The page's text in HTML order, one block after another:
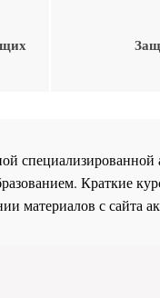
Краткие
материалов с сайта